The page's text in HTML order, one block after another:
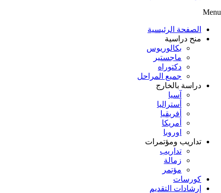
Menu
الصفحة الرئيسية
منح دراسية
بكالوريوس
ماجستير
دكتوراه
جميع المراحل
دراسة بالخارج
آسيا
أستراليا
أفريقيا
أمريكا
اوروبا
تداريب ومؤتمرات
تداريب
زمالة
مؤتمر
كورسات
إرشادات التقديم